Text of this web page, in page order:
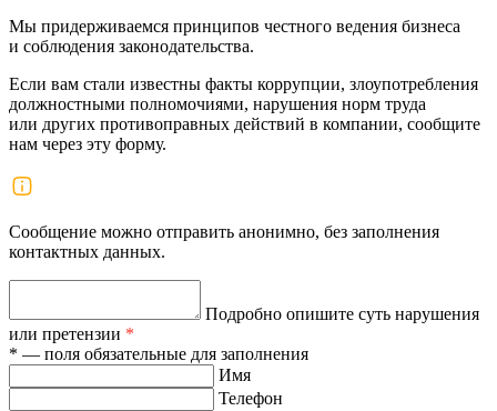
Мы придерживаемся принципов честного ведения бизнеса
и соблюдения законодательства.
Если вам стали известны факты коррупции, злоупотребления
должностными полномочиями, нарушения норм труда
или других противоправных действий в компании, сообщите
нам через эту форму.
Сообщение можно отправить анонимно, без заполнения
контактных данных.
Подробно опишите суть нарушения
или претензии *
* — поля обязательные для заполнения
Имя
Телефон